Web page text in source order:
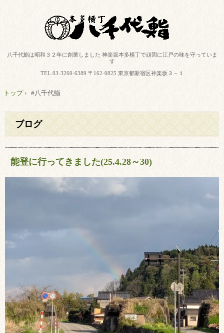
八千代鮨は昭和３２年に創業しました 神楽坂本多横丁で頑固に江戸の味を守っていま
す
TEL. 03-3260-6389 〒162-0825 東京都新宿区神楽坂３－１
トップ› #八千代鮨
ブログ
能登に行ってきました(25.4.28～30)